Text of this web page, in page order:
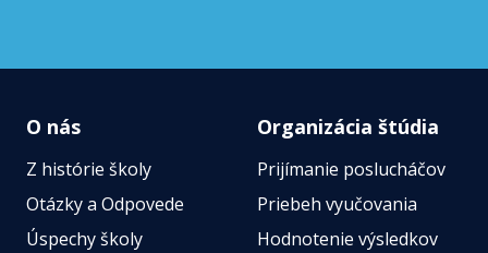
O nás
Z histórie školy
Otázky a Odpovede
Úspechy školy
Organizácia štúdia
Prijímanie poslucháčov
Priebeh vyučovania
Hodnotenie výsledkov